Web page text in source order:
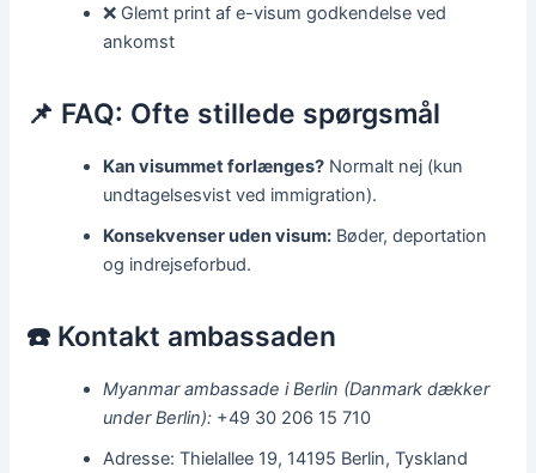
❌ Glemt print af e-visum godkendelse ved
ankomst
📌 FAQ: Ofte stillede spørgsmål
Kan visummet forlænges? Normalt nej (kun
undtagelsesvist ved immigration).
Konsekvenser uden visum: Bøder, deportation
og indrejseforbud.
☎️ Kontakt ambassaden
Myanmar ambassade i Berlin (Danmark dækker
under Berlin): +49 30 206 15 710
Adresse: Thielallee 19, 14195 Berlin, Tyskland